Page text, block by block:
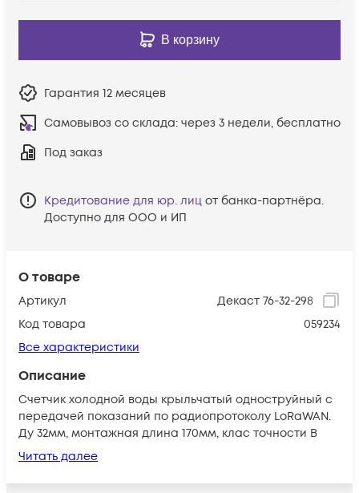
О товаре
Артикул
Декаст 76-32-298
Код товара
059234
Все характеристики
Описание
Счетчик холодной воды крыльчатый одноструйный с
передачей показаний по радиопротоколу LoRaWAN.
Ду 32мм, монтажная длина 170мм, клас точности В
Читать далее
В корзину
Гарантия 12 месяцев
Самовывоз со склада: через 3 недели, бесплатно
Под заказ
Кредитование для юр. лиц от банка-партнёра.
Доступно для ООО и ИП